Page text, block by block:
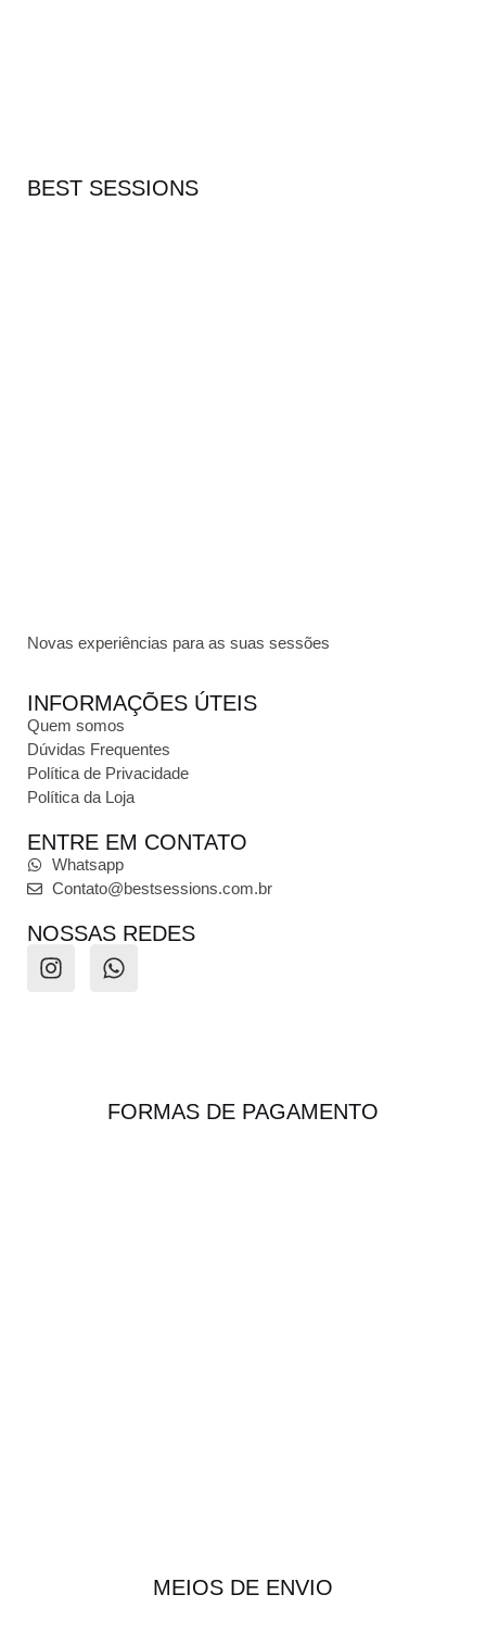
BEST SESSIONS
Novas experiências para as suas sessões
INFORMAÇÕES ÚTEIS
Quem somos
Dúvidas Frequentes
Política de Privacidade
Política da Loja
ENTRE EM CONTATO
Whatsapp
Contato@bestsessions.com.br
NOSSAS REDES
FORMAS DE PAGAMENTO
MEIOS DE ENVIO